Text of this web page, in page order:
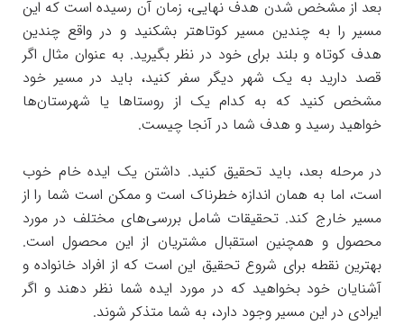
بعد از مشخص شدن هدف نهایی، زمان آن رسیده است که این
مسیر را به چندین مسیر کوتاهتر بشکنید و در واقع چندین
هدف کوتاه و بلند برای خود در نظر بگیرید. به عنوان مثال اگر
قصد دارید به یک شهر دیگر سفر کنید، باید در مسیر خود
مشخص کنید که به کدام یک از روستاها یا شهرستان‌ها
خواهید رسید و هدف شما در آنجا چیست.
در مرحله بعد، باید تحقیق کنید. داشتن یک ایده خام خوب
است، اما به همان اندازه خطرناک است و ممکن است شما را از
مسیر خارج کند. تحقیقات شامل بررسی‌های مختلف در مورد
محصول و همچنین استقبال مشتریان از این محصول است.
بهترین نقطه برای شروع تحقیق این است که از افراد خانواده و
آشنایان خود بخواهید که در مورد ایده شما نظر دهند و اگر
ایرادی در این مسیر وجود دارد، به شما متذکر شوند.